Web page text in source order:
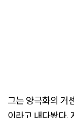
그는 양극화의 거
이라고 내다봤다.